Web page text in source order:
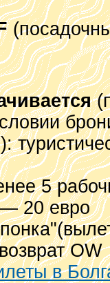
5
— 20 евро
OW
в